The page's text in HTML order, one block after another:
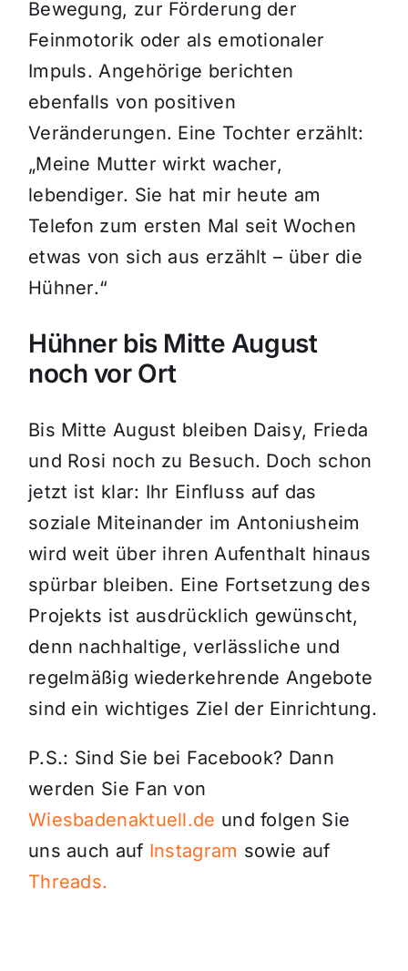
Bewegung, zur Förderung der
Feinmotorik oder als emotionaler
Impuls. Angehörige berichten
ebenfalls von positiven
Veränderungen. Eine Tochter erzählt:
„Meine Mutter wirkt wacher,
lebendiger. Sie hat mir heute am
Telefon zum ersten Mal seit Wochen
etwas von sich aus erzählt – über die
Hühner.“
Hühner bis Mitte August
noch vor Ort
Bis Mitte August bleiben Daisy, Frieda
und Rosi noch zu Besuch. Doch schon
jetzt ist klar: Ihr Einfluss auf das
soziale Miteinander im Antoniusheim
wird weit über ihren Aufenthalt hinaus
spürbar bleiben. Eine Fortsetzung des
Projekts ist ausdrücklich gewünscht,
denn nachhaltige, verlässliche und
regelmäßig wiederkehrende Angebote
sind ein wichtiges Ziel der Einrichtung.
P.S.: Sind Sie bei Facebook? Dann
werden Sie Fan von
Wiesbadenaktuell.de und folgen Sie
uns auch auf Instagram sowie auf
Threads.